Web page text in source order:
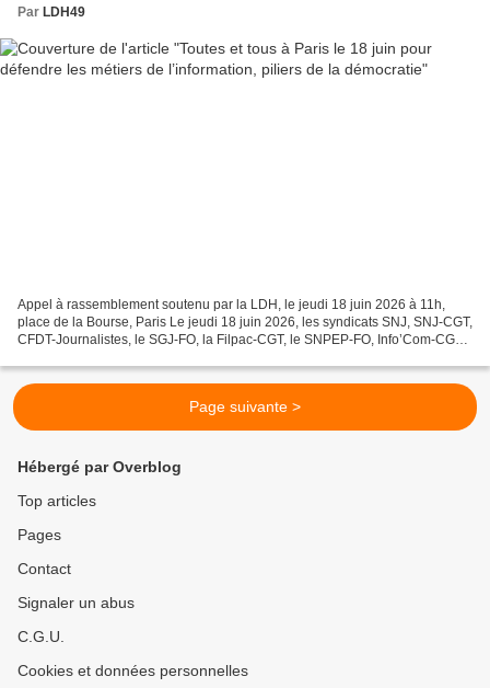
Par LDH49
Appel à rassemblement soutenu par la LDH, le jeudi 18 juin 2026 à 11h,
place de la Bourse, Paris Le jeudi 18 juin 2026, les syndicats SNJ, SNJ-CGT,
CFDT-Journalistes, le SGJ-FO, la Filpac-CGT, le SNPEP-FO, Info’Com-CGT
Page suivante >
Hébergé par Overblog
Top articles
Pages
Contact
Signaler un abus
C.G.U.
Cookies et données personnelles